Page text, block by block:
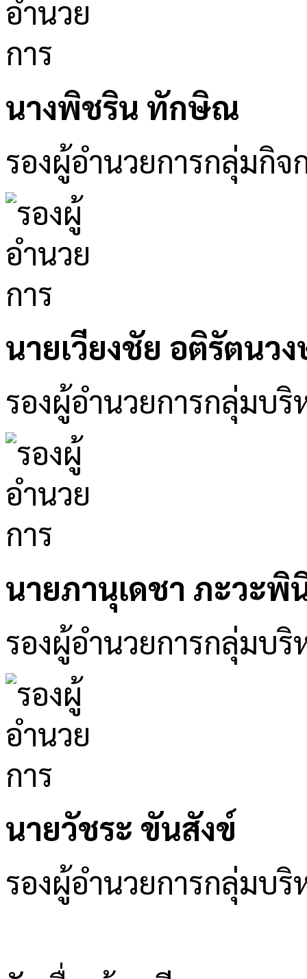
นางพิชริน ทักษิณ
รองผู้อำนวยการกลุ่มกิจ
นายเวียงชัย อติรัตนว
รองผู้อำนวยการกลุ่มบริ
นายภานุเดชา ภะวะพิ
รองผู้อำนวยการกลุ่มบริ
นายวัชระ ขันสังข์
รองผู้อำนวยการกลุ่มบ